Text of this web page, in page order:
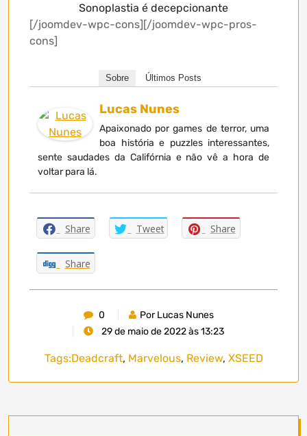
Sonoplastia é decepcionante
[/joomdev-wpc-cons][/joomdev-wpc-pros-
cons]
Sobre Últimos Posts
Lucas Nunes
Apaixonado por games de terror, uma
boa história e puzzles interessantes,
sente saudades da Califórnia e não vê a hora de
voltar para lá.
Share Tweet Share
Share
0
Por Lucas Nunes
29 de maio de 2022 às 13:23
Tags:Deadcraft, Marvelous, Review, XSEED